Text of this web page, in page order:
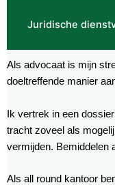
Juridische
Als advocaat is mijn
doeltreffende manier
Ik vertrek in een
tracht zoveel als
vermijden. Bemiddelen
Als all round kantoor